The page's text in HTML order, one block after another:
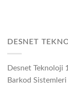
DESNET
Desnet Teknoloji
Barkod Sistemleri